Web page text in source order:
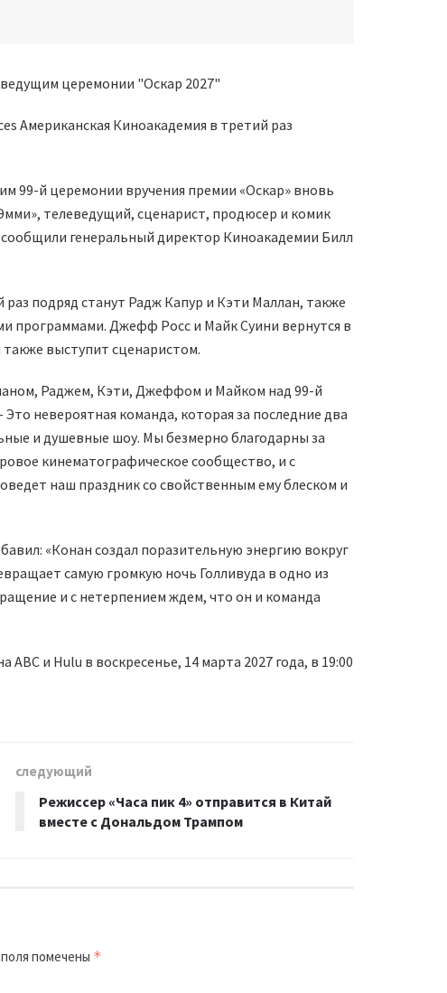
Американская Киноакадемия в третий раз
99-й церемонии вручения премии «Оскар» вновь
телеведущий, сценарист, продюсер и комик
генеральный директор Киноакадемии Билл
подряд станут Радж Капур и Кэти Маллан, также
программами. Джефф Росс и Майк Суини вернутся в
выступит сценаристом.
Раджем, Кэти, Джеффом и Майком над 99-й
невероятная команда, которая за последние два
и душевные шоу. Мы безмерно благодарны за
кинематографическое сообщество, и с
наш праздник со свойственным ему блеском и
«Конан создал поразительную энергию вокруг
самую громкую ночь Голливуда в одно из
и с нетерпением ждем, что он и команда
и Hulu в воскресенье, 14 марта 2027 года, в 19:00
следующий
Режиссер «Часа пик 4» отправится в Китай
вместе с Дональдом Трампом
помечены *